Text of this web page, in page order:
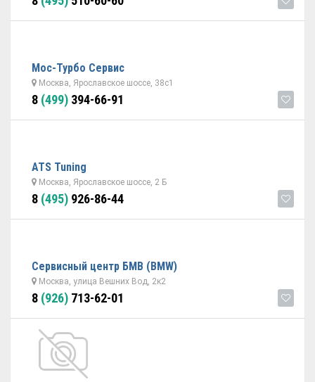
Мос-Турбо Сервис
Москва, Ярославское шоссе, 38с1
8 (499) 394-66-91
ATS Tuning
Москва, Ярославское шоссе, 2 Б
8 (495) 926-86-44
Сервисный центр БМВ (BMW)
Москва, улица Вешних Вод, 2к2
8 (926) 713-62-01